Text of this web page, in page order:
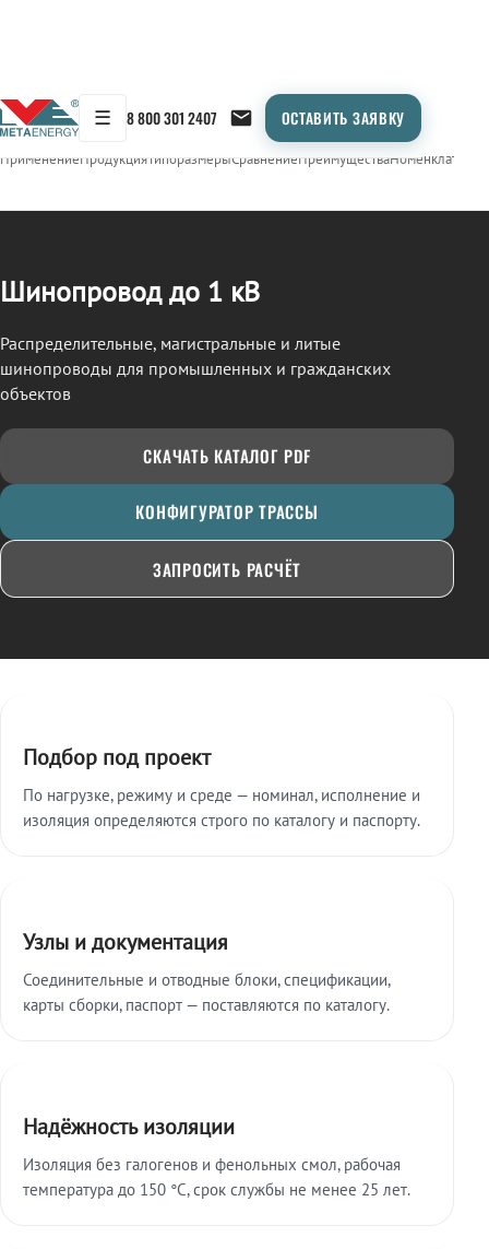
☰ 8 800 301 2407 ОСТАВИТЬ ЗАЯВКУ
← Продукция/ШИНОПРОВОД
ПрименениеПродукцияТипоразмерыСравнениеПреимуществаНоменклатура
Шинопровод до 1 кВ
Распределительные, магистральные и литые
шинопроводы для промышленных и гражданских
объектов
СКАЧАТЬ КАТАЛОГ PDF
КОНФИГУРАТОР ТРАССЫ
ЗАПРОСИТЬ РАСЧЁТ
Подбор под проект
По нагрузке, режиму и среде — номинал, исполнение и
изоляция определяются строго по каталогу и паспорту.
Узлы и документация
Соединительные и отводные блоки, спецификации,
карты сборки, паспорт — поставляются по каталогу.
Надёжность изоляции
Изоляция без галогенов и фенольных смол, рабочая
температура до 150 °C, срок службы не менее 25 лет.